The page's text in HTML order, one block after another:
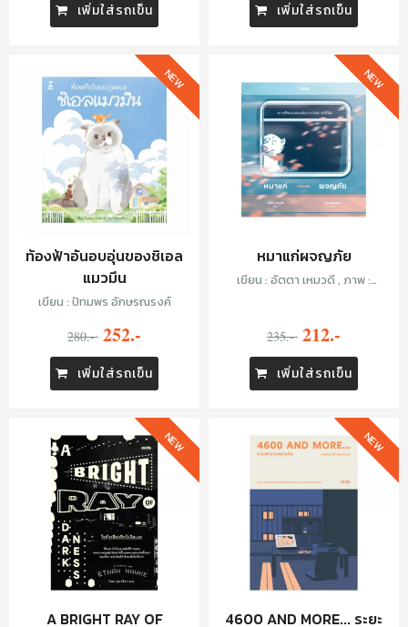
เพิ่มใส่รถเข็น เพิ่มใส่รถเข็น
ท้องฟ้าอันอบอุ่นของชิเอล
แมวมึน
เขียน : ปัทมพร อักษรณรงค์
280.- 252.-
เพิ่มใส่รถเข็น
NEW
หมาแก่ผจญภัย
เขียน : อัตตา เหมวดี , ภาพ :
235.- 212.-
เพิ่มใส่รถเข็น
NEW
A BRIGHT RAY OF
NEW
4600 AND MORE... ระยะ
NEW